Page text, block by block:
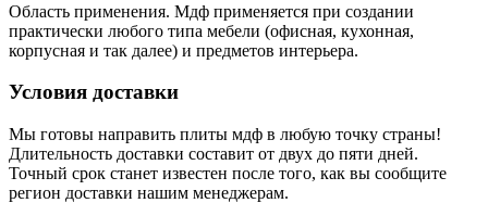
Область применения. Мдф применяется при создании
практически любого типа мебели (офисная, кухонная,
корпусная и так далее) и предметов интерьера.
Условия доставки
Мы готовы направить плиты мдф в любую точку страны!
Длительность доставки составит от двух до пяти дней.
Точный срок станет известен после того, как вы сообщите
регион доставки нашим менеджерам.